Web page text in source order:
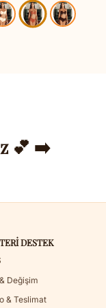
💕 ➡️
DESTEK
Değişim
& Teslimat